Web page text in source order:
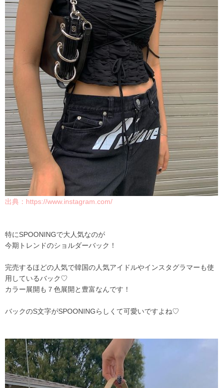
出典：https://www.instagram.com/
特にSPOONINGで大人気なのが
今期トレンドのショルダーバック！
完売するほどの人気で韓国の人気アイドルやインスタグラマーも使
用しているバック♡
カラー展開も７色展開と豊富なんです！
バックのS文字がSPOONINGらしくて可愛いですよね♡